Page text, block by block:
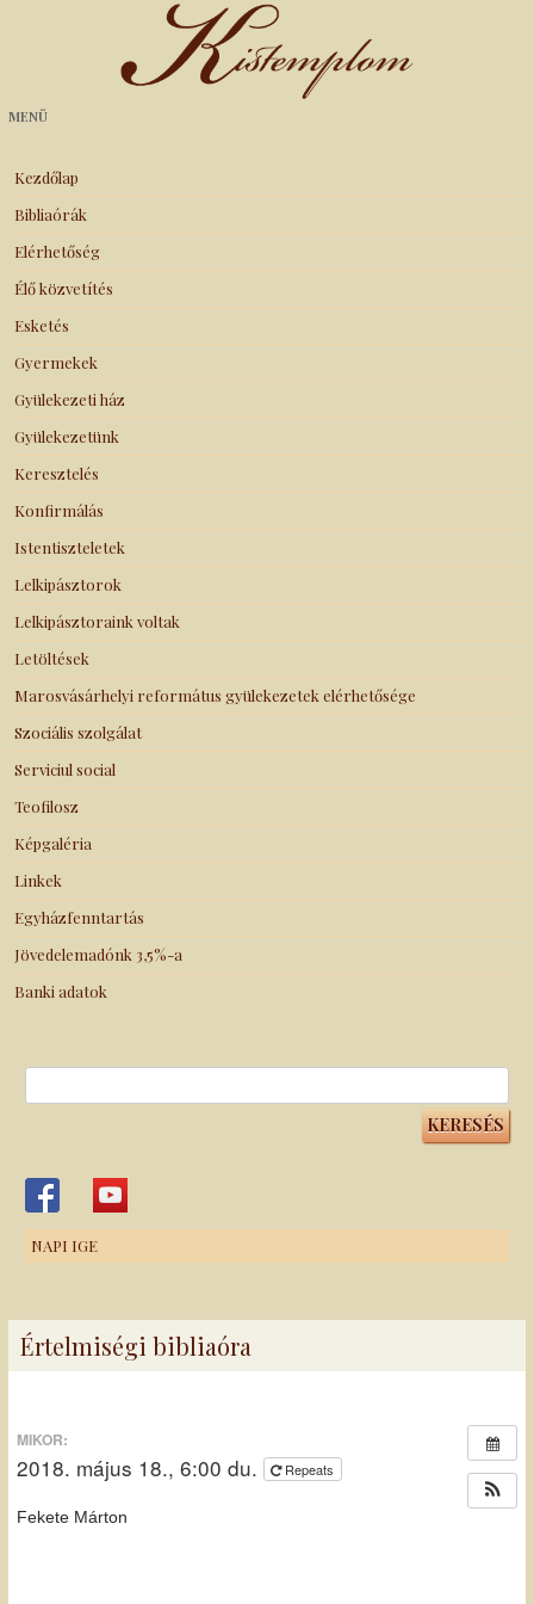
Kistemplom
MENÜ
Kezdőlap
Bibliaórák
Elérhetőség
Élő közvetítés
Esketés
Gyermekek
Gyülekezeti ház
Gyülekezetünk
Keresztelés
Konfirmálás
Istentiszteletek
Lelkipásztorok
Lelkipásztoraink voltak
Letöltések
Marosvásárhelyi református gyülekezetek elérhetősége
Szociális szolgálat
Serviciul social
Teofilosz
Képgaléria
Linkek
Egyházfenntartás
Jövedelemadónk 3,5%-a
Banki adatok
NAPI IGE
Értelmiségi bibliaóra
MIKOR:
2018. május 18., 6:00 du. Repeats
Fekete Márton